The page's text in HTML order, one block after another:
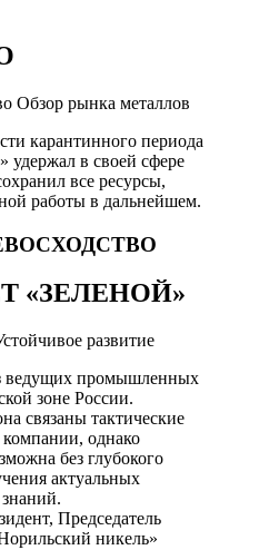
Обзор рынка металлов
карантинного периода
удержал в своей сфере
все ресурсы,
работы в дальнейшем.
«ЗЕЛЕНОЙ»
развитие
ведущих промышленных
зоне России.
связаны тактические
компании, однако
без глубокого
актуальных
Председатель
никель»